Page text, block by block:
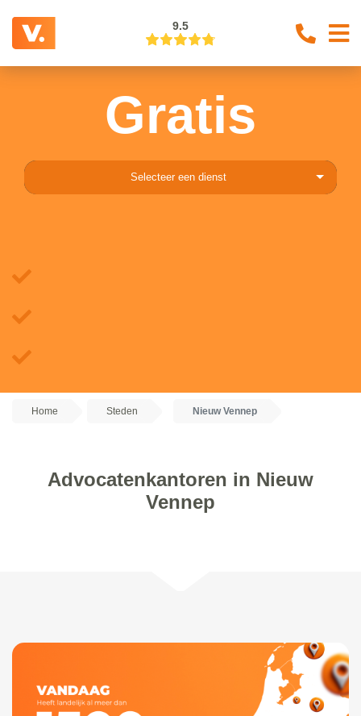
9.5
Gratis
Selecteer een dienst
Home Steden Nieuw Vennep
Advocatenkantoren in Nieuw
Vennep